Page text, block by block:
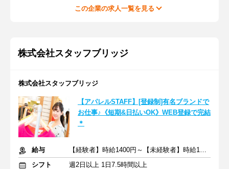
この企業の求人一覧を見る
株式会社スタッフブリッジ
株式会社スタッフブリッジ
【アパレルSTAFF】[登録制]有名ブランドで
お仕事♪《短期&日払いOK》WEB登録で完結
＊
給与
【経験者】時給1400円～【未経験者】時給1300円～＋交通費全額
シフト
週2日以上 1日7.5時間以上